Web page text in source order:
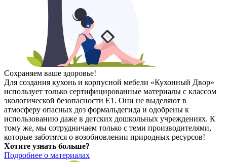
Сохраняем ваше здоровье!
Для создания кухонь и корпусной мебели «Кухонный Двор»
использует только сертифицированные материалы с классом
экологической безопасности E1. Они не выделяют в
атмосферу опасных доз формальдегида и одобрены к
использованию даже в детских дошкольных учреждениях. К
тому же, мы сотрудничаем только с теми производителями,
которые заботятся о возобновлении природных ресурсов!
Хотите узнать больше?
Подробнее о материалах